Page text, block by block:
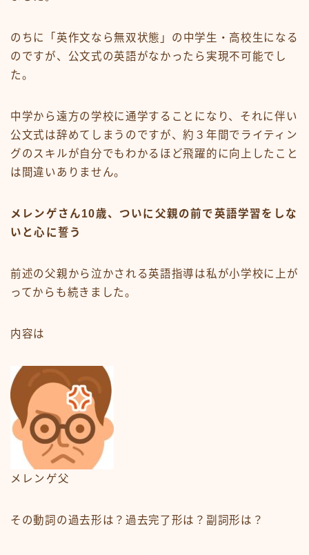
のちに「 英作文なら無双状態 」の中学生・高校生になる
のですが、公文式の英語がなかったら実現不可能でし
た。
中学から遠方の学校に通学することになり、それに伴い
公文式は辞めてしまうのですが、約３年間でライティン
グのスキルが自分でもわかるほど飛躍的に向上したこと
は間違いありません。
メレンゲさん10歳、ついに父親の前で英語学習をしな
いと心に誓う
前述の父親から泣かされる英語指導は私が小学校に上が
ってからも続きました。
内容は
メレンゲ父
その動詞の過去形は？過去完了形は？副詞形は？